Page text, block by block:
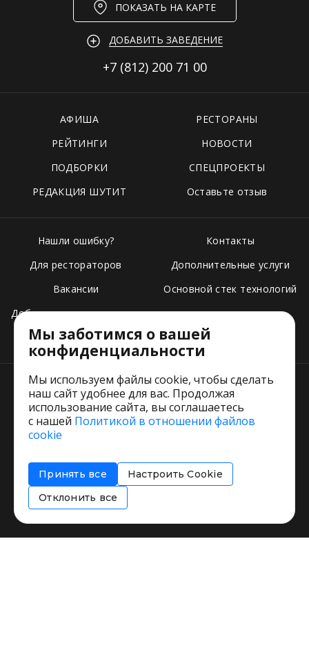
ПОКАЗАТЬ НА КАРТЕ
ДОБАВИТЬ ЗАВЕДЕНИЕ
+7 (812) 200 71 00
АФИША
РЕСТОРАНЫ
РЕЙТИНГИ
НОВОСТИ
ПОДБОРКИ
СПЕЦПРОЕКТЫ
РЕДАКЦИЯ ШУТИТ
Оставьте отзыв
Нашли ошибку?
Для рестораторов
Вакансии
Добавить свое заведение
Тарифы
Контакты
Дополнительные услуги
Основной стек технологий
Пользовательское соглашение
Соглашение об информировании
Политика использования cookies
Мы заботимся о вашей
конфиденциальности
Мы используем файлы cookie, чтобы сделать
наш сайт удобнее для вас. Продолжая
использование сайта, вы соглашаетесь
с нашей Политикой в отношении файлов
cookie
Принять все
Настроить Cookie
Отклонить все